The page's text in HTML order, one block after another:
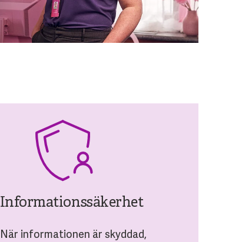
Informationssäkerhet
När informationen är skyddad,